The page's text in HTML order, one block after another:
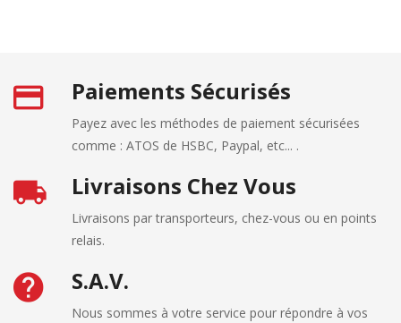
Paiements Sécurisés
Payez avec les méthodes de paiement sécurisées
comme : ATOS de HSBC, Paypal, etc... .
Livraisons Chez Vous
Livraisons par transporteurs, chez-vous ou en points
relais.
S.A.V.
Nous sommes à votre service pour répondre à vos